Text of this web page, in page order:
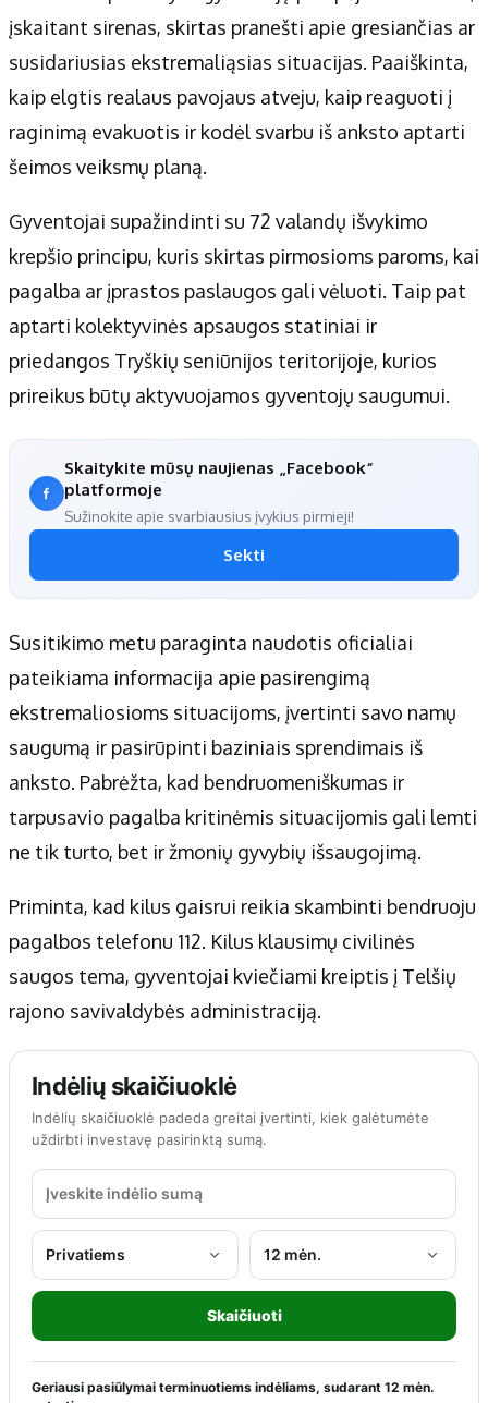
įskaitant sirenas, skirtas pranešti apie gresiančias ar
susidariusias ekstremaliąsias situacijas. Paaiškinta,
kaip elgtis realaus pavojaus atveju, kaip reaguoti į
raginimą evakuotis ir kodėl svarbu iš anksto aptarti
šeimos veiksmų planą.
Gyventojai supažindinti su 72 valandų išvykimo
krepšio principu, kuris skirtas pirmosioms paroms, kai
pagalba ar įprastos paslaugos gali vėluoti. Taip pat
aptarti kolektyvinės apsaugos statiniai ir
priedangos Tryškių seniūnijos teritorijoje, kurios
prireikus būtų aktyvuojamos gyventojų saugumui.
Skaitykite mūsų naujienas „Facebook“
platformoje
Sužinokite apie svarbiausius įvykius pirmieji!
Sekti
Susitikimo metu paraginta naudotis oficialiai
pateikiama informacija apie pasirengimą
ekstremaliosioms situacijoms, įvertinti savo namų
saugumą ir pasirūpinti baziniais sprendimais iš
anksto. Pabrėžta, kad bendruomeniškumas ir
tarpusavio pagalba kritinėmis situacijomis gali lemti
ne tik turto, bet ir žmonių gyvybių išsaugojimą.
Priminta, kad kilus gaisrui reikia skambinti bendruoju
pagalbos telefonu 112. Kilus klausimų civilinės
saugos tema, gyventojai kviečiami kreiptis į Telšių
rajono savivaldybės administraciją.